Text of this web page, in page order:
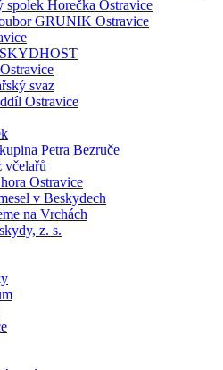
spolek Horečka Ostravice
GRUNIK Ostravice
svaz
Ostravice
Petra Bezruče
včelařů
Ostravice
v Beskydech
na Vrchách
z. s.